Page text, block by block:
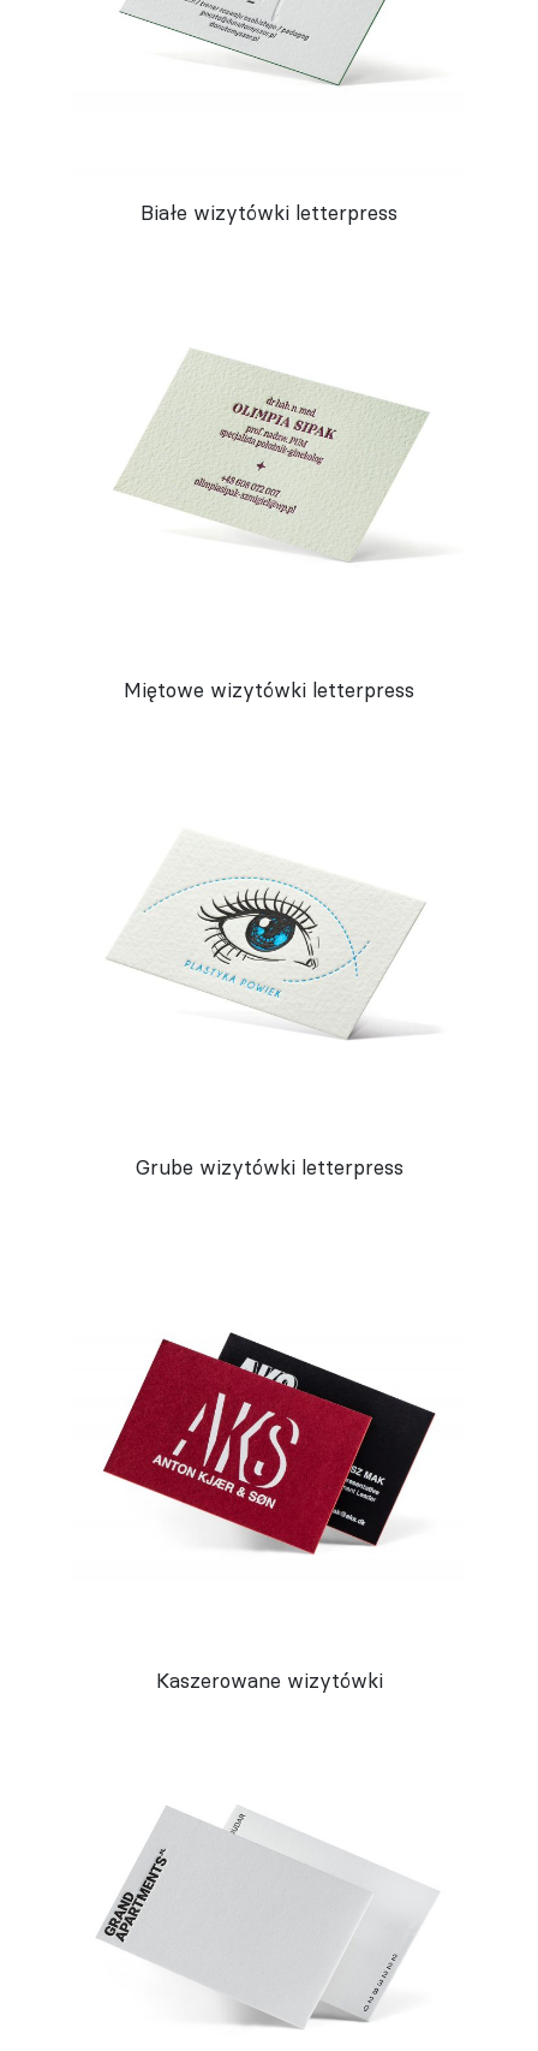
Białe wizytówki letterpress
Miętowe wizytówki letterpress
Grube wizytówki letterpress
Kaszerowane wizytówki